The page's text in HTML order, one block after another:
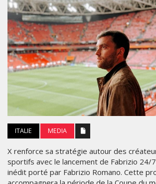
ITALIE MEDIA
X renforce sa stratégie autour des
sportifs avec le lancement de Fabrizio 24/
inédit porté par Fabrizio Romano. Cette